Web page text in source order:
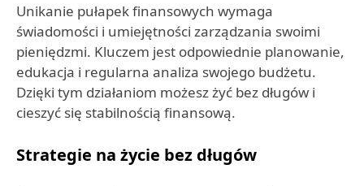
Unikanie pułapek finansowych wymaga
świadomości i umiejętności zarządzania swoimi
pieniędzmi. Kluczem jest odpowiednie planowanie,
edukacja i regularna analiza swojego budżetu.
Dzięki tym działaniom możesz żyć bez długów i
cieszyć się stabilnością finansową.
Strategie na życie bez długów